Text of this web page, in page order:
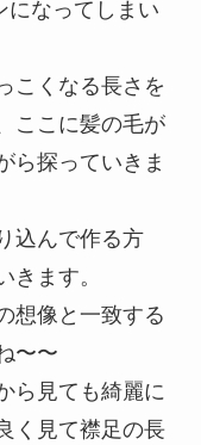
なってしまい
こくなる長さを
ここに髪の毛が
ら探っていきま
込んで作る方
ます。
想像と一致する
〜〜
ら見ても綺麗に
く見て襟足の長